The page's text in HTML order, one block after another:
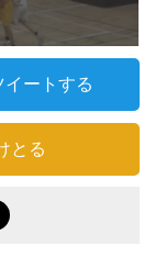
イートする
とる